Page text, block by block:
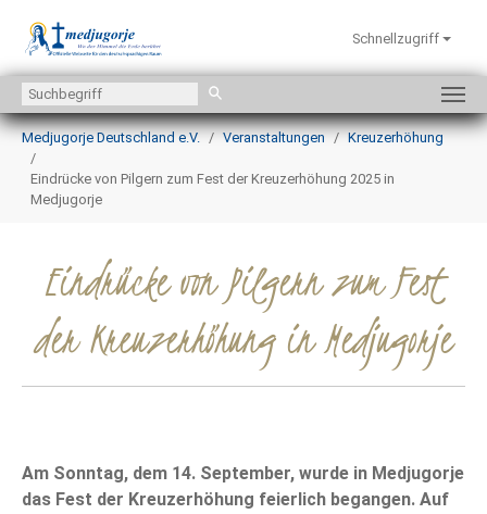
Zum Hauptinhalt springen
Schnellzugriff
Sie sind hier:
Medjugorje Deutschland e.V.
Veranstaltungen Kreuzerhöhung
Eindrücke von Pilgern zum Fest der Kreuzerhöhung 2025 in
Medjugorje
Eindrücke von Pilgern zum Fest
der Kreuzerhöhung in Medjugorje
Am Sonntag, dem 14. September, wurde in Medjugorje
das Fest der Kreuzerhöhung feierlich begangen. Auf